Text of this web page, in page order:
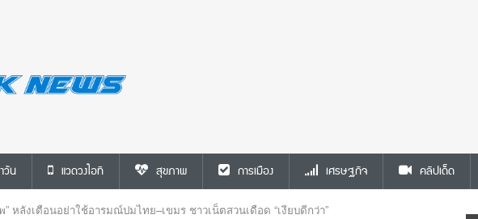
วัน แวดวงไอที สุขภาพ การเมือง เศรษฐกิจ คลิปเด็ด
หลังเตือนอย่าใช้อารมณ์ปมไทย–เขมร ชาวเน็ตสวนเดือด “เงียบดีกว่า”